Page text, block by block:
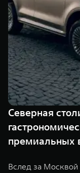
TANK 500
Веди за собой
от 6 499 000 ₽
TANK Финансы
Корпоративным
TANK ФИНАНСЫ
TANK Кредит
TANK Лизинг
TANK Страхование
Сервис
Специальные
Моторные масла
ЦИФРОВЫЕ
Цифровые
Подписки
Северная
премиальных
Вслед за Москвой